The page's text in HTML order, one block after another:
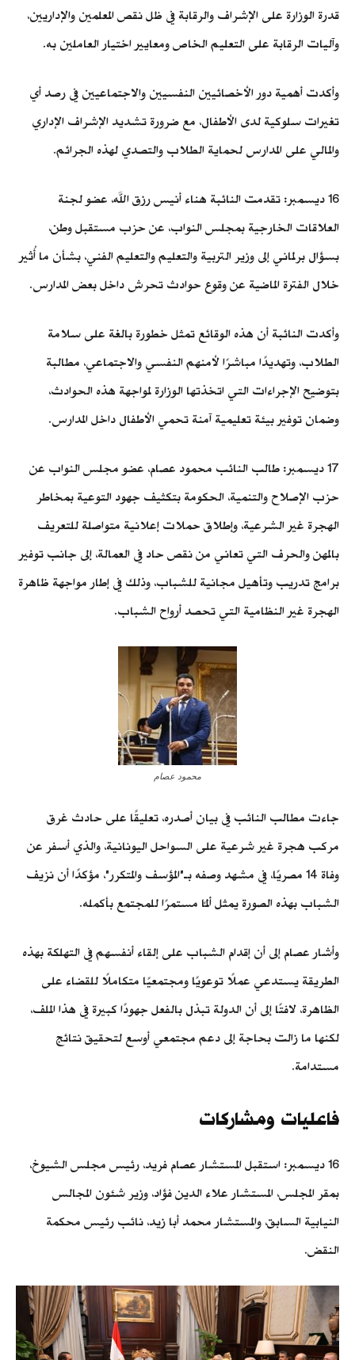
قدرة الوزارة على الإشراف والرقابة في ظل نقص المعلمين والإداريين،
وآليات الرقابة على التعليم الخاص ومعايير اختيار العاملين به.
وأكدت أهمية دور الأخصائيين النفسيين والاجتماعيين في رصد أي
تغيرات سلوكية لدى الأطفال، مع ضرورة تشديد الإشراف الإداري
والمالي على المدارس لحماية الطلاب والتصدي لهذه الجرائم.
16 ديسمبر: تقدمت النائبة هناء أنيس رزق الله، عضو لجنة
العلاقات الخارجية بمجلس النواب، عن حزب مستقبل وطن،
بسؤال برلماني إلى وزير التربية والتعليم والتعليم الفني، بشأن ما أُثير
خلال الفترة الماضية عن وقوع حوادث تحرش داخل بعض المدارس.
وأكدت النائبة أن هذه الوقائع تمثل خطورة بالغة على سلامة
الطلاب، وتهديدًا مباشرًا لأمنهم النفسي والاجتماعي، مطالبة
بتوضيح الإجراءات التي اتخذتها الوزارة لمواجهة هذه الحوادث،
وضمان توفير بيئة تعليمية آمنة تحمي الأطفال داخل المدارس.
17 ديسمبر: طالب النائب محمود عصام، عضو مجلس النواب عن
حزب الإصلاح والتنمية، الحكومة بتكثيف جهود التوعية بمخاطر
الهجرة غير الشرعية، وإطلاق حملات إعلانية متواصلة للتعريف
بالمهن والحرف التي تعاني من نقص حاد في العمالة، إلى جانب توفير
برامج تدريب وتأهيل مجانية للشباب، وذلك في إطار مواجهة ظاهرة
الهجرة غير النظامية التي تحصد أرواح الشباب.
محمود عصام
جاءت مطالب النائب في بيان أصدره، تعليقًا على حادث غرق
مركب هجرة غير شرعية على السواحل اليونانية، والذي أسفر عن
وفاة 14 مصريًا، في مشهد وصفه بـ"المؤسف والمتكرر"، مؤكدًا أن نزيف
الشباب بهذه الصورة يمثل ألمًا مستمرًا للمجتمع بأكمله.
وأشار عصام إلى أن إقدام الشباب على إلقاء أنفسهم في التهلكة بهذه
الطريقة يستدعي عملًا توعويًا ومجتمعيًا متكاملًا للقضاء على
الظاهرة، لافتًا إلى أن الدولة تبذل بالفعل جهودًا كبيرة في هذا الملف،
لكنها ما زالت بحاجة إلى دعم مجتمعي أوسع لتحقيق نتائج
مستدامة.
فاعليات ومشاركات
16 ديسمبر: استقبل المستشار عصام فريد، رئيس مجلس الشيوخ،
بمقر المجلس، المستشار علاء الدين فؤاد، وزير شئون المجالس
النيابية السابق، والمستشار محمد أبا زيد، نائب رئيس محكمة
النقض.